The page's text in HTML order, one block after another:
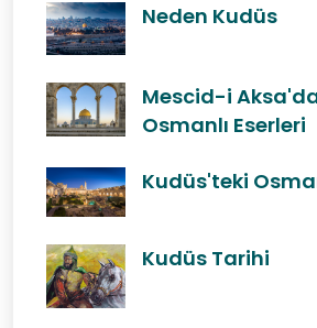
Neden Kudüs
Mescid-i
Osmanlı Eserleri
Kudüs'teki
Kudüs Tarihi